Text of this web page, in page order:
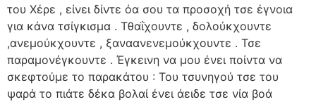
του Χέρε , είνει δίντε όα σου τα προσοχή τσε έγνοια
για κάνα τσίγκισμα . Τθαΐχουντε , δολούκχουντε
,ανεμούκχουντε , ξαναανενεμούκχουντε . Τσε
παραμονέγκουντε . Έγκεινη να μου ένει ποίντα να
σκεφτούμε το παρακάτου : Του τσυνηγού τσε του
ψαρά το πιάτε δέκα βολαί ένει άειδε τσε νία βοά